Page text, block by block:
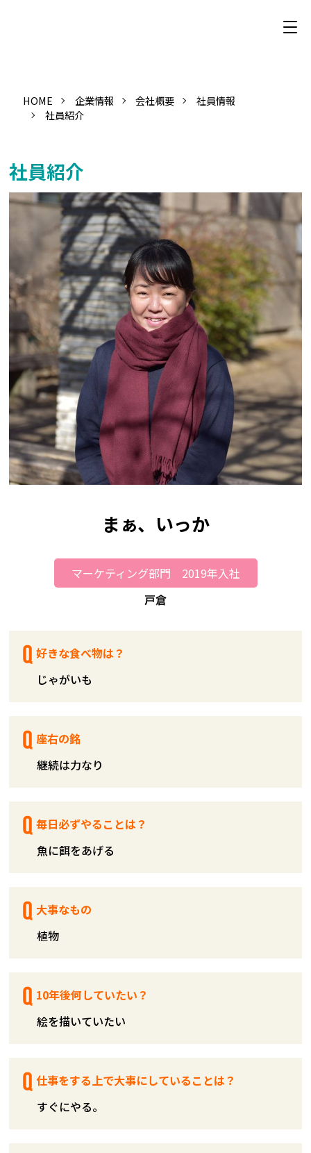
HOME 企業情報 会社概要
社員情報
社員紹介
社員紹介
まぁ、いっか
マーケティング部門 2019年入社
好きな食べ物は？
じゃがいも
座右の銘
継続は力なり
毎日必ずやることは？
魚に餌をあげる
大事なもの
植物
10年後何していたい？
絵を描いていたい
仕事をする上で大事にしていることは？
すぐにやる。